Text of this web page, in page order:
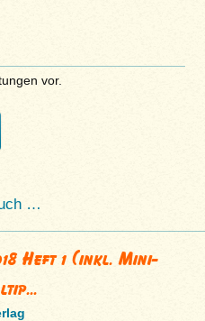
vor.
…
Heft 1 (inkl. Mini-